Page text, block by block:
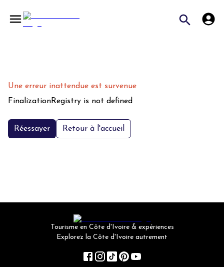
Une erreur inattendue est survenue
FinalizationRegistry is not defined
Réessayer Retour à l'accueil
Tourisme en Côte d'Ivoire & expériences
Explorez la Côte d'Ivoire autrement